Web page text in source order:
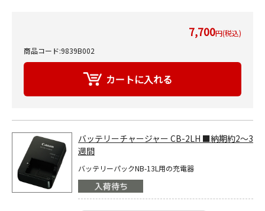
7,700円(税込)
商品コード:9839B002
バッテリーチャージャー CB-2LH ■納期約2～3
週間
バッテリーパックNB-13L用の充電器